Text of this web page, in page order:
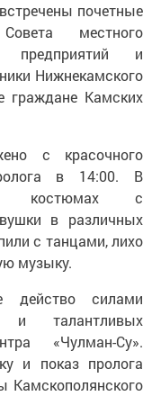
почетные
местного
предприятий и
Нижнекамского
граждане Камских
с красочного
в 14:00. В
костюмах с
в различных
с танцами, лихо
музыку.
действо силами
и талантливых
«Чулман-Су».
и показ пролога
Камскополянского